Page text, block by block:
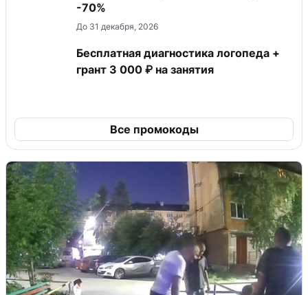
-70%
До 31 декабря, 2026
Бесплатная диагностика логопеда +
грант 3 000 ₽ на занятия
Все промокоды